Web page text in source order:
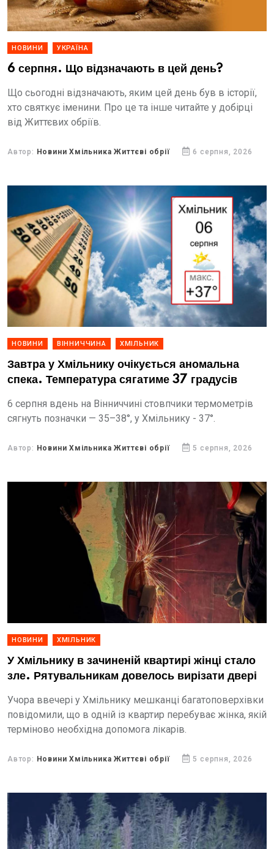
НОВИНИ УКРАЇНА
6 серпня. Що відзначають в цей день?
Що сьогодні відзначають, яким цей день був в історії,
хто святкує іменини. Про це та інше читайте у добірці
від Життєвих обріїв.
Автор: Новини Хмільника Життєві обрії 6 серпня, 2026
НОВИНИ ВІННИЧЧИНА ХМІЛЬНИК
Завтра у Хмільнику очікується аномальна
спека. Температура сягатиме 37 градусів
6 серпня вдень на Вінниччині стовпчики термометрів
сягнуть позначки — 35–38°, у Хмільнику - 37°.
Автор: Новини Хмільника Життєві обрії 5 серпня, 2026
НОВИНИ ХМІЛЬНИК
У Хмільнику в зачиненій квартирі жінці стало
зле. Рятувальникам довелось вирізати двері
Учора ввечері у Хмільнику мешканці багатоповерхівки
повідомили, що в одній із квартир перебуває жінка, якій
терміново необхідна допомога лікарів.
Автор: Новини Хмільника Життєві обрії 5 серпня, 2026